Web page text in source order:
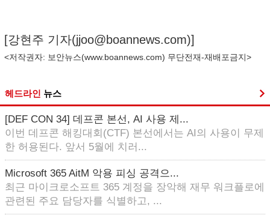
[강현주 기자(jjoo@boannews.com)]
<저작권자: 보안뉴스(www.boannews.com) 무단전재-재배포금지>
헤드라인 뉴스
[DEF CON 34] 데프콘 본선, AI 사용 제...
이번 데프콘 해킹대회(CTF) 본선에서는 AI의 사용이 무제
한 허용된다. 앞서 5월에 치러...
Microsoft 365 AitM 악용 피싱 공격으...
최근 마이크로소프트 365 계정을 장악해 재무 워크플로에
관련된 주요 담당자를 식별하고, ...